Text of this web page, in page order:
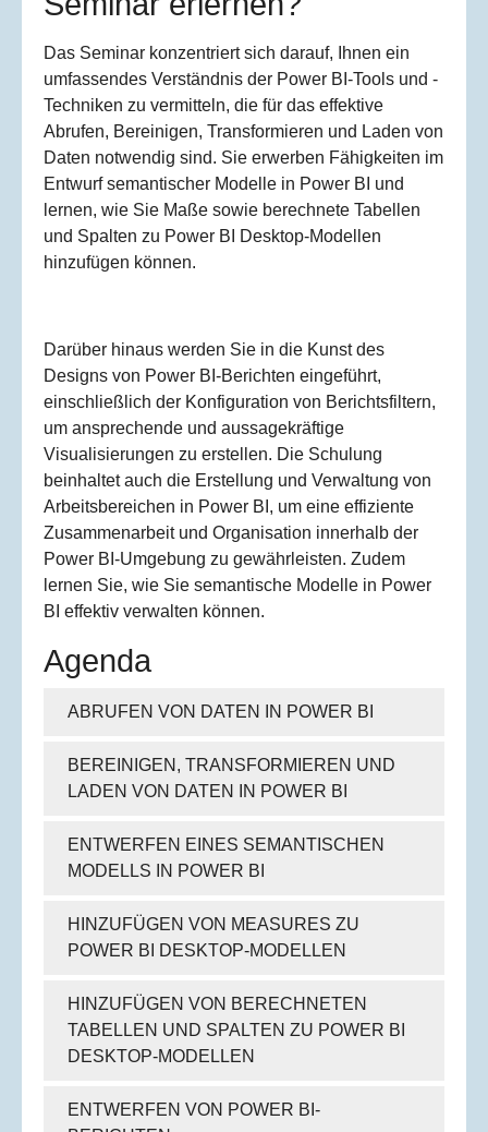
Das Seminar konzentriert sich darauf, Ihnen ein
umfassendes Verständnis der Power BI-Tools und -
Techniken zu vermitteln, die für das effektive
Abrufen, Bereinigen, Transformieren und Laden von
Daten notwendig sind. Sie erwerben Fähigkeiten im
Entwurf semantischer Modelle in Power BI und
lernen, wie Sie Maße sowie berechnete Tabellen
und Spalten zu Power BI Desktop-Modellen
hinzufügen können.
Darüber hinaus werden Sie in die Kunst des
Designs von Power BI-Berichten eingeführt,
einschließlich der Konfiguration von Berichtsfiltern,
um ansprechende und aussagekräftige
Visualisierungen zu erstellen. Die Schulung
beinhaltet auch die Erstellung und Verwaltung von
Arbeitsbereichen in Power BI, um eine effiziente
Zusammenarbeit und Organisation innerhalb der
Power BI-Umgebung zu gewährleisten. Zudem
lernen Sie, wie Sie semantische Modelle in Power
BI effektiv verwalten können.
Agenda
ABRUFEN VON DATEN IN POWER BI
BEREINIGEN, TRANSFORMIEREN UND
LADEN VON DATEN IN POWER BI
ENTWERFEN EINES SEMANTISCHEN
MODELLS IN POWER BI
HINZUFÜGEN VON MEASURES ZU
POWER BI DESKTOP-MODELLEN
HINZUFÜGEN VON BERECHNETEN
TABELLEN UND SPALTEN ZU POWER BI
DESKTOP-MODELLEN
ENTWERFEN VON POWER BI-